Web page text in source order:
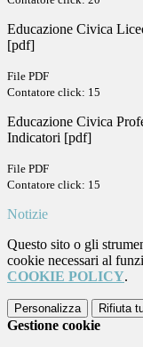
Educazione Civica
[pdf]
File PDF
Contatore click: 15
Educazione Civica
Indicatori [pdf]
File PDF
Contatore click: 15
Notizie
Questo sito o gli
cookie necessari al
COOKIE POLICY.
Personalizza Rifiuta
Gestione cookie